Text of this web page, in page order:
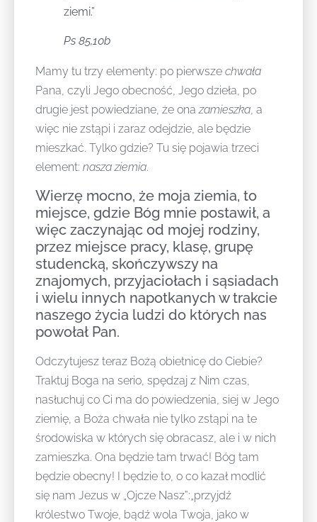
ziemi.”
Ps 85,10b
Mamy tu trzy elementy: po pierwsze chwała
Pana, czyli Jego obecność, Jego dzieła, po
drugie jest powiedziane, że onazamieszka, a
więc nie zstąpi i zaraz odejdzie, ale będzie
mieszkać. Tylko gdzie? Tu się pojawia trzeci
element: nasza ziemia.
Wierzę mocno, że moja ziemia, to
miejsce, gdzie Bóg mnie postawił, a
więc zaczynając od mojej rodziny,
przez miejsce pracy, klasę, grupę
studencką, skończywszy na
znajomych, przyjaciołach i sąsiadach
i wielu innych napotkanych w trakcie
naszego życia ludzi do których nas
powołał Pan.
Odczytujesz teraz Bożą obietnicę do Ciebie?
Traktuj Boga na serio, spędzaj z Nim czas,
nasłuchuj co Ci ma do powiedzenia, siej w Jego
ziemię, a Boża chwała nie tylko zstąpi na te
środowiska w których się obracasz, ale i w nich
zamieszka. Ona będzie tam trwać! Bóg tam
będzie obecny! I będzie to, o co kazał modlić
się nam Jezus w „Ojcze Nasz”:„przyjdź
królestwo Twoje, bądź wola Twoja, jako w